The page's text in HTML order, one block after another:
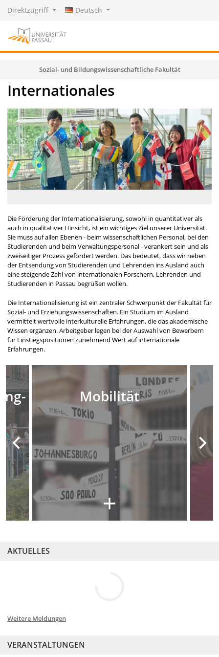
Direktzugriff Deutsch
Sozial- und Bildungswissenschaftliche Fakultät
Internationales
Die Förderung der Internationalisierung, sowohl in quantitativer als
auch in qualitativer Hinsicht, ist ein wichtiges Ziel unserer Universität.
Sie muss auf allen Ebenen - beim wissenschaftlichen Personal, bei den
Studierenden und beim Verwaltungspersonal - verankert sein und als
zweiseitiger Prozess gefördert werden. Das bedeutet, dass wir neben
der Entsendung von Studierenden und Lehrenden ins Ausland auch
eine steigende Zahl von internationalen Forschern, Lehrenden und
Studierenden in Passau begrüßen wollen.
Die Internationalisierung ist ein zentraler Schwerpunkt der Fakultät für
Sozial- und Erziehungswissenschaften. Ein Studium im Ausland
vermittelt wertvolle interkulturelle Erfahrungen, die das akademische
Wissen ergänzen. Arbeitgeber legen bei der Auswahl von Bewerbern
für Einstiegspositionen zunehmend Wert auf internationale
Erfahrungen.
Mobilität
AKTUELLES
Weitere Meldungen
VERANSTALTUNGEN